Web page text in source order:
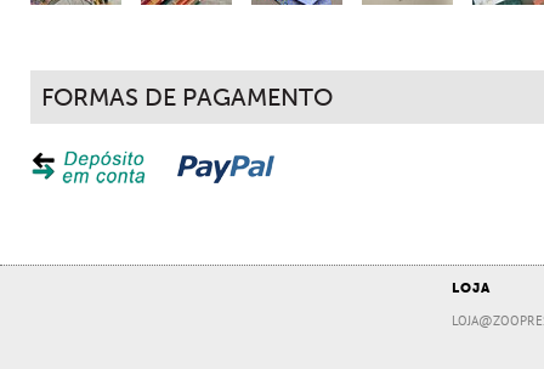
FORMAS DE PAGAMENTO
LOJA